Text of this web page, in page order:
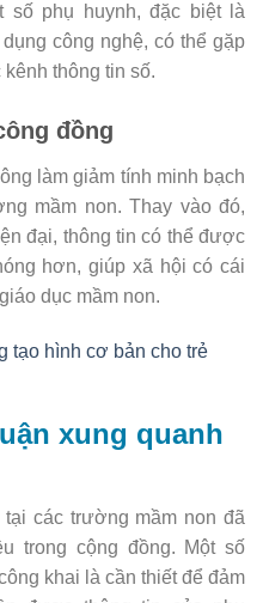
số phụ huynh, đặc biệt là
công nghệ, có thể gặp
thông tin số.
đồng
làm giảm tính minh bạch
mầm non. Thay vào đó,
đại, thông tin có thể được
hơn, giúp xã hội có cái
dục mầm non.
tạo hình cơ bản cho trẻ
xung quanh
tại các trường mầm non đã
trong cộng đồng. Một số
khai là cần thiết để đảm